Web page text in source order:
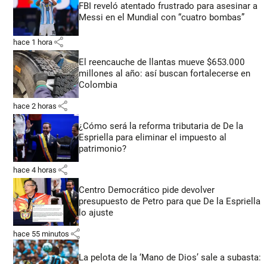
FBI reveló atentado frustrado para asesinar a
Messi en el Mundial con “cuatro bombas”
hace 1 hora share
El reencauche de llantas mueve $653.000
millones al año: así buscan fortalecerse en
Colombia
hace 2 horas share
¿Cómo será la reforma tributaria de De la
Espriella para eliminar el impuesto al
patrimonio?
hace 4 horas share
Centro Democrático pide devolver
presupuesto de Petro para que De la Espriella
lo ajuste
hace 55 minutos share
La pelota de la ‘Mano de Dios’ sale a subasta: